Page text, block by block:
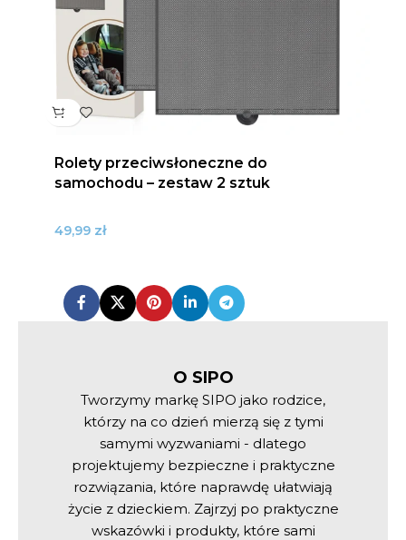
Rolety przeciwsłoneczne do
samochodu – zestaw 2 sztuk
49,99 zł
O SIPO
Tworzymy markę SIPO jako rodzice,
którzy na co dzień mierzą się z tymi
samymi wyzwaniami - dlatego
projektujemy bezpieczne i praktyczne
rozwiązania, które naprawdę ułatwiają
życie z dzieckiem. Zajrzyj po praktyczne
wskazówki i produkty, które sami